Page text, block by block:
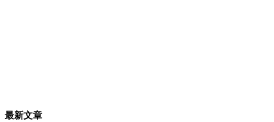
最新文章